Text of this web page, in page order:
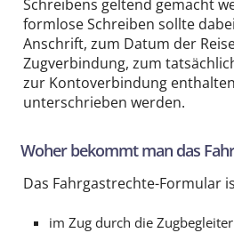
Schreibens geltend gemacht
formlose Schreiben sollte
Anschrift, zum Datum der
Zugverbindung, zum
zur Kontoverbindung
unterschrieben werden.
Woher bekommt man das
Das Fahrgastrechte-Formular
im Zug durch die